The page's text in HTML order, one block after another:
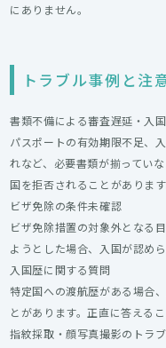
にありません。
トラブル事例と注
書類不備による審査遅延・入
パスポートの有効期限不足、
れなど、必要書類が揃ってい
国を拒否されることがあります
ビザ免除の条件未確認
ビザ免除措置の対象外となる
ようとした場合、入国が認めら
入国歴に関する質問
特定国への渡航歴がある場合
とがあります。正直に答えるこ
指紋採取・顔写真撮影のトラ